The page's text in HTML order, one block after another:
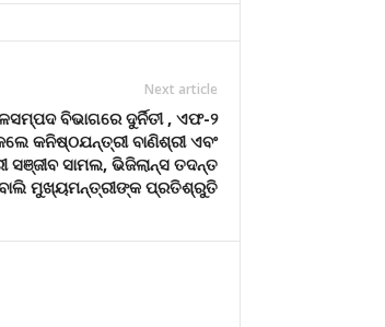
Next article
ବିଭାଗରେ ଦୁର୍ନିତୀ , ଏଫ-୨
କନିଷ୍ଠଯନ୍ତ୍ରୀ ବାଣିଶ୍ରୀ ଏବଂ
ସଞ୍ଜୀବ ସାମଲ, ଭିଜିଲାନ୍ସ ତଦନ୍ତ
ମୁଖ୍ୟମନ୍ତ୍ରୀଙ୍କ ପ୍ରତିଶ୍ରୁତି